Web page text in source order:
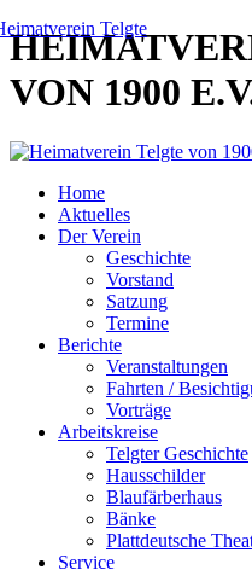
VON 1900
Home
Aktuelles
Der Verein
Geschichte
Vorstand
Satzung
Termine
Berichte
Veranstaltungen
Fahrten /
Vorträge
Arbeitskreise
Telgter Geschichte
Hausschilder
Blaufärberhaus
Bänke
Plattdeutsche
Service